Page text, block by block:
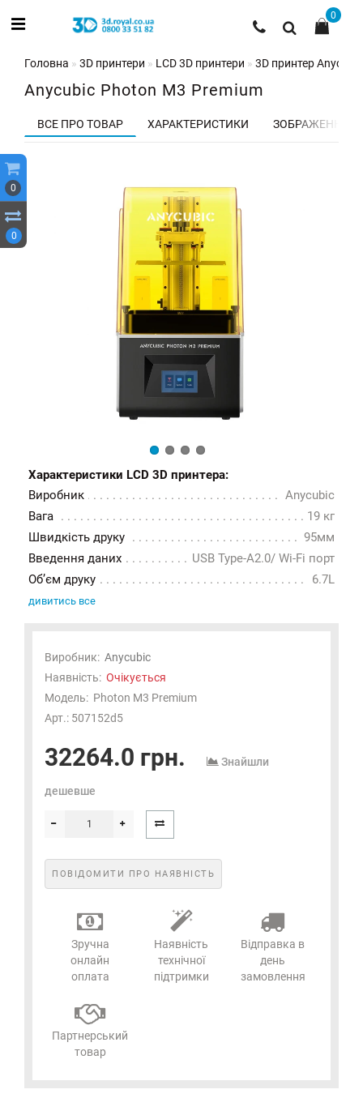
0
0
0
Головна 3D принтери LCD 3D принтери 3D принтер
Anycubic Photon M3 Premium
ВСЕ ПРО ТОВАР ХАРАКТЕРИСТИКИ ЗОБРАЖЕННЯ
Характеристики LCD 3D принтера:
Виробник
Anycubic
Вага
19 кг
Швидкість друку
95мм
Введення даних
USB Type-A2.0/ Wi-Fi порт
Об’єм друку
6.7L
дивитись все
Виробник: Anycubic
Наявність: Очікується
Модель: Photon M3 Premium
Арт.: 507152d5
32264.0 грн. Знайшли
дешевше
ПОВІДОМИТИ ПРО НАЯВНІСТЬ
Зручна
онлайн
оплата
Наявність
технічної
підтримки
Відправка в
день
замовлення
Партнерський
товар